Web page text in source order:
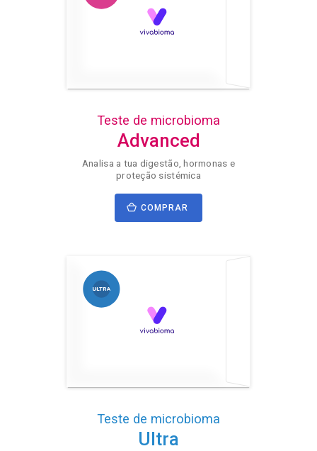
Teste de microbioma
Advanced
Analisa a tua digestão, hormonas e
proteção sistémica
COMPRAR
Teste de microbioma
Ultra